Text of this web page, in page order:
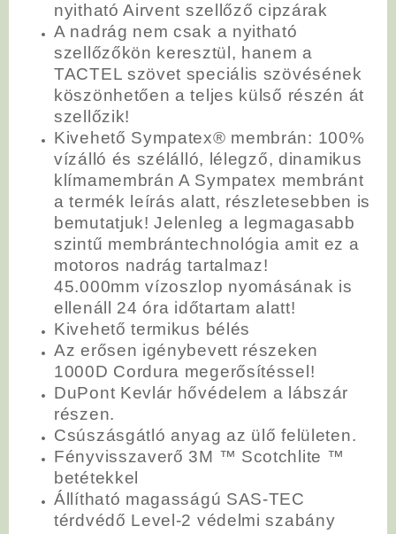
nyitható Airvent szellőző cipzárak
A nadrág nem csak a nyitható
szellőzőkön keresztül, hanem a
TACTEL szövet speciális szövésének
köszönhetően a teljes külső részén át
szellőzik!
Kivehető Sympatex® membrán: 100%
vízálló és szélálló, lélegző, dinamikus
klímamembrán A Sympatex membránt
a termék leírás alatt, részletesebben is
bemutatjuk! Jelenleg a legmagasabb
szintű membrántechnológia amit ez a
motoros nadrág tartalmaz!
45.000mm vízoszlop nyomásának is
ellenáll 24 óra időtartam alatt!
Kivehető termikus bélés
Az erősen igénybevett részeken
1000D Cordura megerősítéssel!
DuPont Kevlár hővédelem a lábszár
részen.
Csúszásgátló anyag az ülő felületen.
Fényvisszaverő 3M ™ Scotchlite ™
betétekkel
Állítható magasságú SAS-TEC
térdvédő Level-2 védelmi szabány